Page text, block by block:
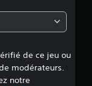
n
e
d
de ce jeu ou
modérateurs.
notre